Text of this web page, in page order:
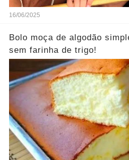
16/06/2025
Bolo moça de algodão
sem farinha de trigo!